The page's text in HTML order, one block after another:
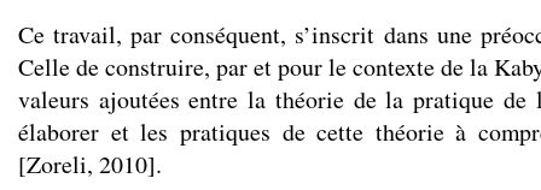
Ce travail, par conséquent, s’inscrit dans une
Celle de construire, par et pour le contexte de la
valeurs ajoutées entre la théorie de la pratique de
élaborer et les pratiques de cette théorie à
[Zoreli, 2010].